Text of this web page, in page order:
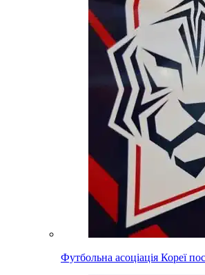
Футбольна асоціація Кореї